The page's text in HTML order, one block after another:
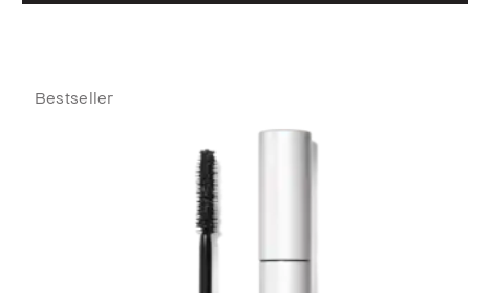
Bestseller